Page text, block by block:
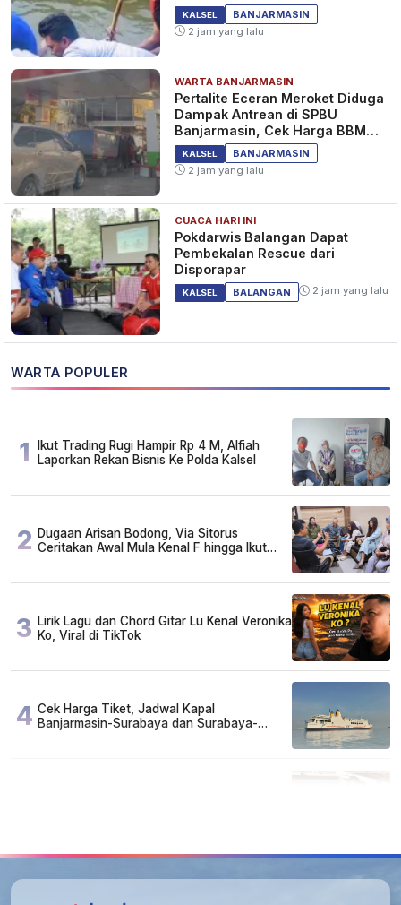
KALSEL
BANJARMASIN
2 jam yang lalu
WARTA BANJARMASIN
Pertalite Eceran Meroket Diduga
Dampak Antrean di SPBU
Banjarmasin, Cek Harga BBM
Kalselteng
KALSEL
BANJARMASIN
2 jam yang lalu
CUACA HARI INI
Pokdarwis Balangan Dapat
Pembekalan Rescue dari
Disporapar
KALSEL BALANGAN 2 jam yang lalu
WARTA POPULER
1
Ikut Trading Rugi Hampir Rp 4 M, Alfiah
Laporkan Rekan Bisnis Ke Polda Kalsel
2 Dugaan Arisan Bodong, Via Sitorus
Ceritakan Awal Mula Kenal F hingga Ikut
3 Lirik Lagu dan Chord Gitar Lu Kenal Veronika
Ko, Viral di TikTok
4 Cek Harga Tiket, Jadwal Kapal
Banjarmasin-Surabaya dan Surabaya-